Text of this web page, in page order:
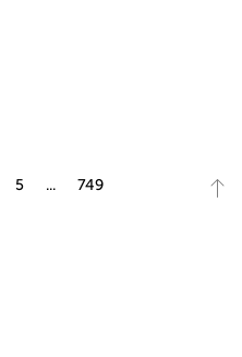
5 ... 749